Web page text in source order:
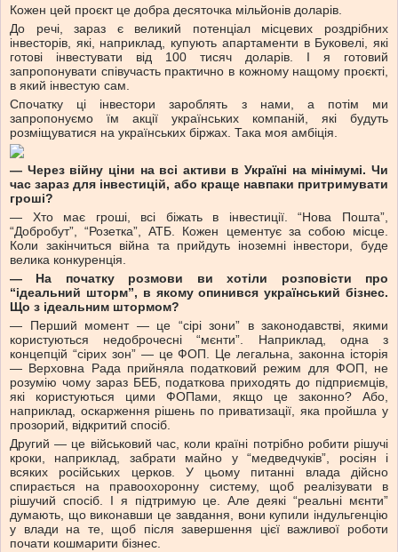
Кожен цей проєкт це добра десяточка мільйонів доларів.
До речі, зараз є великий потенціал місцевих роздрібних
інвесторів, які, наприклад, купують апартаменти в Буковелі, які
готові інвестувати від 100 тисяч доларів. І я готовий
запропонувати співучасть практично в кожному нащому проєкті,
в який інвестую сам.
Спочатку ці інвестори зароблять з нами, а потім ми
запропонуємо їм акції українських компаній, які будуть
розміщуватися на українських біржах. Така моя амбіція.
— Через війну ціни на всі активи в Україні на мінімумі. Чи
час зараз для інвестицій, або краще навпаки притримувати
гроші?
— Хто має гроші, всі біжать в інвестиції. “Нова Пошта”,
“Добробут”, “Розетка”, АТБ. Кожен цементує за собою місце.
Коли закінчиться війна та прийдуть іноземні інвестори, буде
велика конкуренція.
— На початку розмови ви хотіли розповісти про
“ідеальний шторм”, в якому опинився український бізнес.
Що з ідеальним штормом?
— Перший момент — це “сірі зони” в законодавстві, якими
користуються недоброчесні “мєнти”. Наприклад, одна з
концепцій “сірих зон” — це ФОП. Це легальна, законна історія
— Верховна Рада прийняла податковий режим для ФОП, не
розумію чому зараз БЕБ, податкова приходять до підприємців,
які користуються цими ФОПами, якщо це законно? Або,
наприклад, оскарження рішень по приватизації, яка пройшла у
прозорий, відкритий спосіб.
Другий — це військовий час, коли країні потрібно робити рішучі
кроки, наприклад, забрати майно у “медведчуків”, росіян і
всяких російських церков. У цьому питанні влада дійсно
спирається на правоохоронну систему, щоб реалізувати в
рішучий спосіб. І я підтримую це. Але деякі “реальні мєнти”
думають, що виконавши це завдання, вони купили індульгенцію
у влади на те, щоб після завершення цієї важливої роботи
почати кошмарити бізнес.